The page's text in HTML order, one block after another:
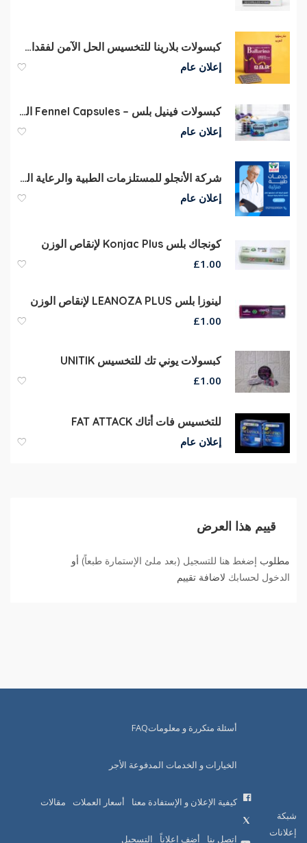
كبسولات بلارينا للتخسيس الحل الآمن لفقدان الوزن
إعلان عام
كبسولات فينيل بلس – Fennel Capsules الحل الامثل للتخلص من الدهون .
إعلان عام
شركة الأنجلو للمستلزمات الطبية والرعاية المنزلية
إعلان عام
كونجاك بلس Konjac Plus لإنقاص الوزن
£1.00
لينوزا بلس LEANOZA PLUS لإنقاص الوزن
£1.00
كبسولات يوني تك للتخسيس UNITIK
£1.00
للتخسيس فات أتاك FAT ATTACK
إعلان عام
قييم هذا العرض
مطلوب إضغط هنا للتسجيل (بعد ملئ الإستمارة طبعاً) أو
الدخول لحسابك لاضافة تقييم
شبكة
إعلانات
أسئلة متكررة و معلوماتFAQ
الخيارات و الخدمات المدفوعة الأجر
كيفية الإعلان و الإستفادة معنا أسعار العملات مقالات
اتصل بنا أضف إعلاناً التسجيل